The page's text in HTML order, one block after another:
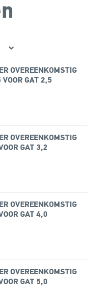
OVEREENKOMSTIG
GAT 2,5
OVEREENKOMSTIG
GAT 3,2
OVEREENKOMSTIG
GAT 4,0
OVEREENKOMSTIG
GAT 5,0